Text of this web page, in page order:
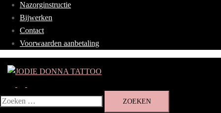
Nazorginstructie
Bijwerken
Contact
Voorwaarden aanbetaling
menu
Zoeken
Welkom bij Jodie Donna
Tattoo
Fineline tattoo
Opzoek naar dunne lijntjes?